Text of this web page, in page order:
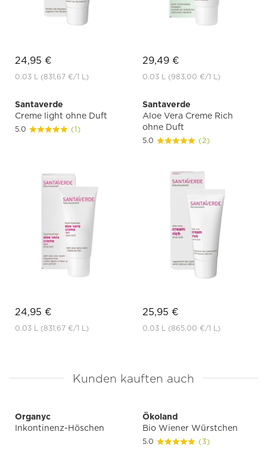
24,95 €
0.03 L (831,67 €/1 L)
29,49 €
0.03 L (983,00 €/1 L)
Santaverde
Creme light ohne Duft
5.0 (1)
24,95 €
0.03 L (831,67 €/1 L)
Santaverde
Aloe Vera Creme Rich
ohne Duft
5.0 (2)
25,95 €
0.03 L (865,00 €/1 L)
Kunden kauften auch
Organyc
Inkontinenz-Höschen
Ökoland
Bio Wiener Würstchen
5.0 (3)